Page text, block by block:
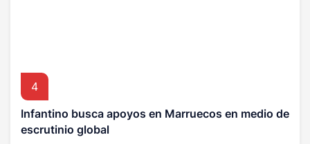
4
Infantino busca apoyos en Marruecos en medio de
escrutinio global